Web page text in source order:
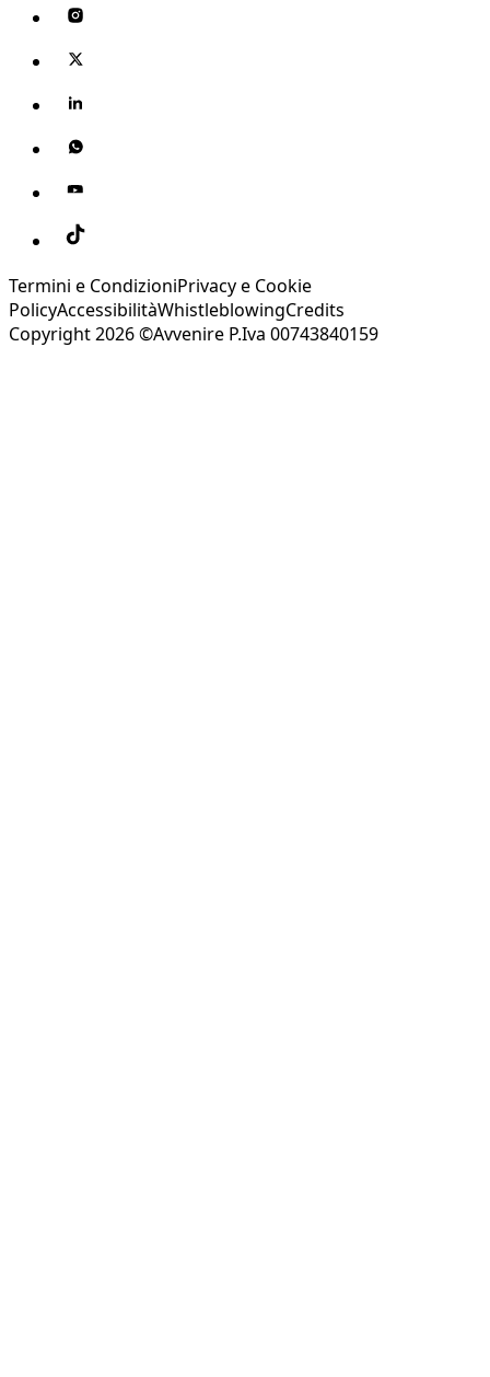
Termini e CondizioniPrivacy e Cookie
PolicyAccessibilitàWhistleblowingCredits
Copyright 2026 ©Avvenire P.Iva 00743840159